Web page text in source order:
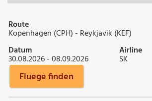
Route
Kopenhagen (CPH) - Reykjavik (KEF)
Datum
30.08.2026 - 08.09.2026
Airline
SK
Fluege finden